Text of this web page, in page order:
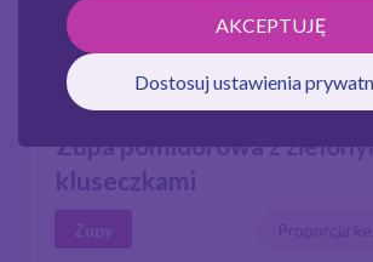
Zupa pomidorowa z
kluseczkami
Zupy Proporcja
AKCEPTUJĘ
Dostosuj ustawienia